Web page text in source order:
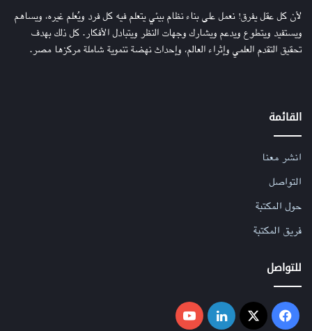
لأن كل عقل يفرق! نعمل على بناء نظام بيئي يتعلم فيه كل فرد ويُعلم غيره، ويساهم
ويستفيد ويتطوع ويدعم ويشارك وجهات النظر ويتبادل الأفكار. كل ذلك بهدف
تحقيق التقدم العلمي وإثراء العالم، وإحداث نهضة تنموية شاملة مركزها مصر.
القائمة
انشر معنا
التواصل
حول المكتبة
فريق المكتبة
للتواصل
فيسبوك ‫X لينكدإن ‫YouTube